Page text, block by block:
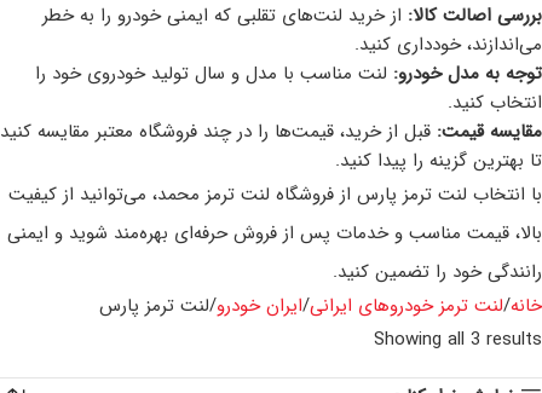
بررسی اصالت کالا: از خرید لنت‌های تقلبی که ایمنی خودرو را به خطر
می‌اندازند، خودداری کنید.
توجه به مدل خودرو: لنت مناسب با مدل و سال تولید خودروی خود را
انتخاب کنید.
مقایسه قیمت: قبل از خرید، قیمت‌ها را در چند فروشگاه معتبر مقایسه کنید
تا بهترین گزینه را پیدا کنید.
با انتخاب لنت ترمز پارس از فروشگاه لنت ترمز محمد، می‌توانید از کیفیت
بالا، قیمت مناسب و خدمات پس از فروش حرفه‌ای بهره‌مند شوید و ایمنی
رانندگی خود را تضمین کنید.
خانه لنت ترمز خودروهای ایرانی ایران خودرو لنت ترمز پارس
Showing all 3 results